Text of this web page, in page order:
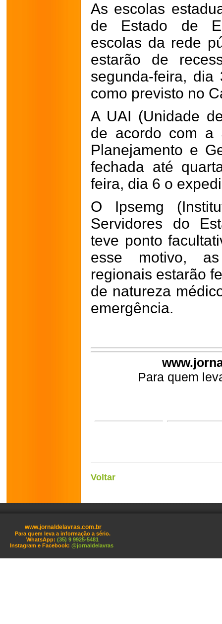
As escolas
de Estado de
escolas da rede
estarão de
segunda-feira,
como previsto no
A UAI (Unidade
de acordo com a
Planejamento e
fechada até
feira, dia 6 o
O Ipsemg
Servidores do
teve ponto
esse motivo,
regionais estarão
de natureza
emergência.
Para quem
Voltar
www.jornaldelavras.com.br
Para quem leva a informação a sério.
WhatsApp: (35) 9 9925-5481
Instagram e Facebook: @jornaldelavras